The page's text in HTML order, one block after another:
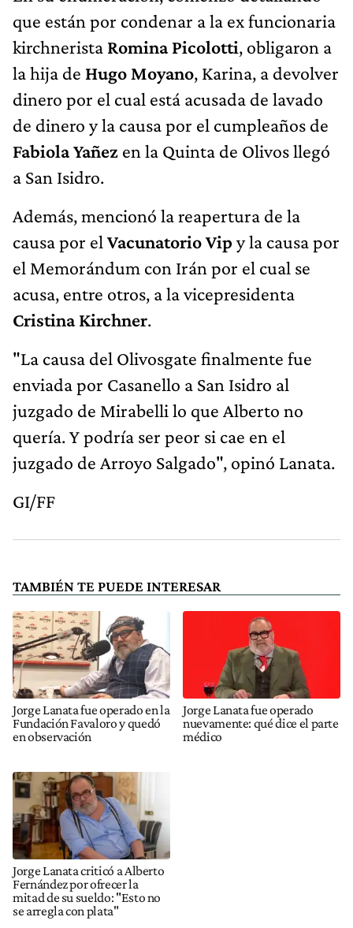
que están por condenar a la ex funcionaria
kirchnerista Romina Picolotti, obligaron a
la hija de Hugo Moyano, Karina, a devolver
dinero por el cual está acusada de lavado
de dinero y la causa por el cumpleaños de
Fabiola Yañez en la Quinta de Olivos llegó
a San Isidro.
Además, mencionó la reapertura de la
causa por el Vacunatorio Vip y la causa por
el Memorándum con Irán por el cual se
acusa, entre otros, a la vicepresidenta
Cristina Kirchner.
"La causa del Olivosgate finalmente fue
enviada por Casanello a San Isidro al
juzgado de Mirabelli lo que Alberto no
quería. Y podría ser peor si cae en el
juzgado de Arroyo Salgado", opinó Lanata.
GI/FF
TAMBIÉN TE PUEDE INTERESAR
Jorge Lanata fue operado en la
Fundación Favaloro y quedó
en observación
Jorge Lanata fue operado
nuevamente: qué dice el parte
médico
Jorge Lanata criticó a Alberto
Fernández por ofrecer la
mitad de su sueldo: "Esto no
se arregla con plata"